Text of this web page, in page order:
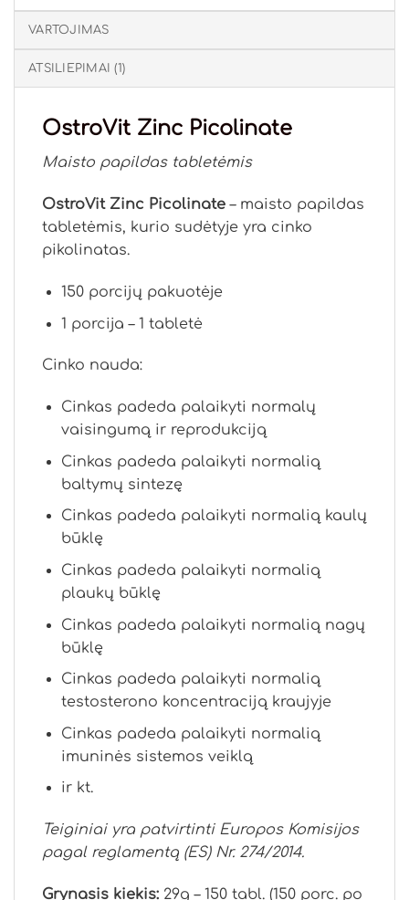
VARTOJIMAS
ATSILIEPIMAI (1)
OstroVit Zinc Picolinate
Maisto papildas tabletėmis
OstroVit Zinc Picolinate – maisto papildas
tabletėmis, kurio sudėtyje yra cinko
pikolinatas.
150 porcijų pakuotėje
1 porcija – 1 tabletė
Cinko nauda:
Cinkas padeda palaikyti normalų
vaisingumą ir reprodukciją
Cinkas padeda palaikyti normalią
baltymų sintezę
Cinkas padeda palaikyti normalią kaulų
būklę
Cinkas padeda palaikyti normalią
plaukų būklę
Cinkas padeda palaikyti normalią nagų
būklę
Cinkas padeda palaikyti normalią
testosterono koncentraciją kraujyje
Cinkas padeda palaikyti normalią
imuninės sistemos veiklą
ir kt.
Teiginiai yra patvirtinti Europos Komisijos
pagal reglamentą (ES) Nr. 274/2014.
Grynasis kiekis: 29g – 150 tabl. (150 porc. po